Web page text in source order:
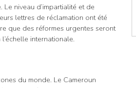
niveau d’impartialité et de
lettres de réclamation ont été
que des réformes urgentes seront
internationale.
du monde. Le Cameroun